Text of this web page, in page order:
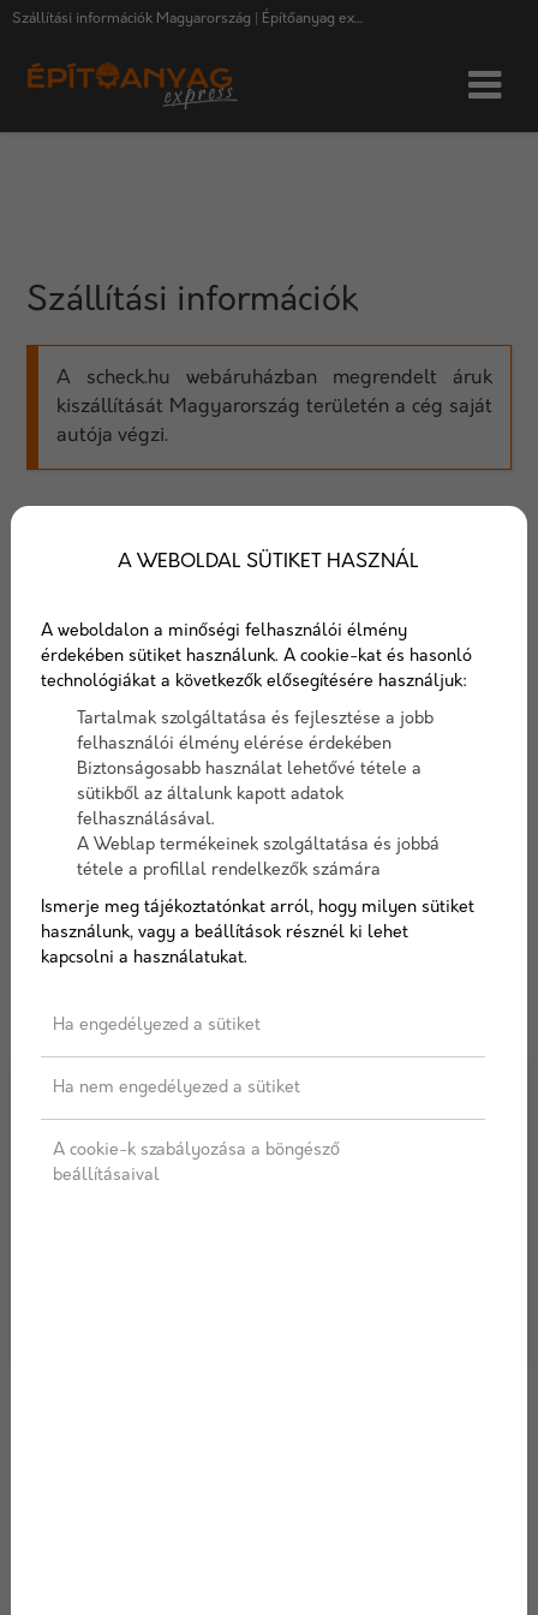
Szállítási információk Magyarország | Építőanyag express
Szállítási információk
A scheck.hu webáruházban megrendelt áruk
kiszállítását Magyarország területén a cég saját
autója végzi.
és időt minden esetben külön egyeztetjük
pontos ideje is.
Hírek, aktualitások
Hírek az építőipar világából. Termék újdonságok,
technológiák, újítások. Megoldások, tippek és trükkök.
A WEBOLDAL SÜTIKET HASZNÁL
A weboldalon a minőségi felhasználói élmény
érdekében sütiket használunk. A cookie-kat és hasonló
technológiákat a következők elősegítésére használjuk:
Tartalmak szolgáltatása és fejlesztése a jobb
felhasználói élmény elérése érdekében
Biztonságosabb használat lehetővé tétele a
sütikből az általunk kapott adatok
felhasználásával.
A Weblap termékeinek szolgáltatása és jobbá
tétele a profillal rendelkezők számára
Ismerje meg tájékoztatónkat arról, hogy milyen sütiket
használunk, vagy a beállítások résznél ki lehet
kapcsolni a használatukat.
Ha engedélyezed a sütiket
Ha nem engedélyezed a sütiket
A cookie-k szabályozása a böngésző
beállításaival